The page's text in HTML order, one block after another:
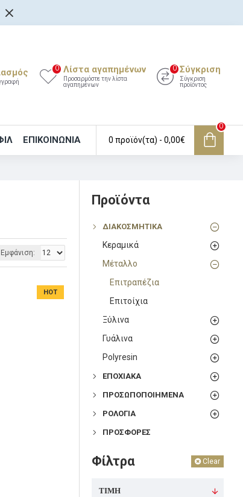
Λίστα αγαπημένων
Προσαρμόστε την λίστα
αγαπημένων
0 Σύγκριση
Σύγκριση
προϊόντος
0
ΕΠΙΚΟΙΝΩΝΊΑ 0 προϊόν(τα) - 0,00€
0
Εμφάνιση:
HOT
Προϊόντα
ΔΙΑΚΟΣΜΗΤΙΚΑ
Κεραμικά
Μέταλλο
Επιτραπέζια
Επιτοίχια
Ξύλινα
Γυάλινα
Polyresin
ΕΠΟΧΙΑΚΑ
ΠΡΟΣΩΠΟΠΟΙΗΜΕΝΑ
ΡΟΛΟΓΙΑ
ΠΡΟΣΦΟΡΕΣ
Φίλτρα Clear
ΤΙΜΉ